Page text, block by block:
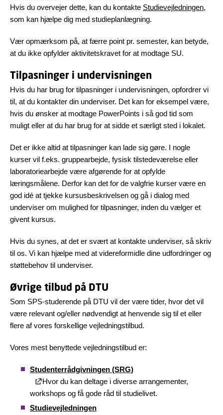
Hvis du overvejer dette, kan du kontakte Studievejledningen,
som kan hjælpe dig med studieplanlægning.
Vær opmærksom på, at færre point pr. semester, kan betyde,
at du ikke opfylder aktivitetskravet for at modtage SU.
Tilpasninger i undervisningen
Hvis du har brug for tilpasninger i undervisningen, opfordrer vi
til, at du kontakter din underviser. Det kan for eksempel være,
hvis du ønsker at modtage PowerPoints i så god tid som
muligt eller at du har brug for at sidde et særligt sted i lokalet.
Det er ikke altid at tilpasninger kan lade sig gøre. I nogle
kurser vil f.eks. gruppearbejde, fysisk tilstedeværelse eller
laboratoriearbejde være afgørende for at opfylde
læringsmålene. Derfor kan det for de valgfrie kurser være en
god idé at tjekke kursusbeskrivelsen og gå i dialog med
underviser om mulighed for tilpasninger, inden du vælger et
givent kursus.
Hvis du synes, at det er svært at kontakte underviser, så skriv
til os. Vi kan hjælpe med at videreformidle dine udfordringer og
støttebehov til underviser.
Øvrige tilbud på DTU
Som SPS-studerende på DTU vil der være tider, hvor det vil
være relevant og/eller nødvendigt at henvende sig til et eller
flere af vores forskellige vejledningstilbud.
Vores mest benyttede vejledningstilbud er:
Studenterrådgivningen (SRG)
Hvor du kan deltage i diverse arrangementer,
workshops og få gode råd til studielivet.
Studievejledningen